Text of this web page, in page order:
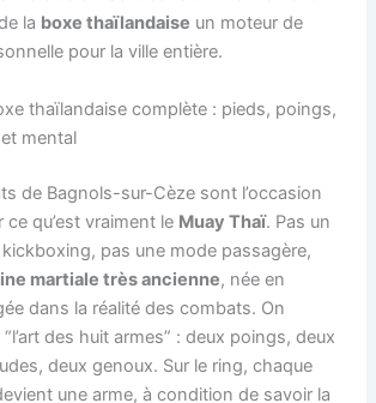
la boxe thaïlandaise un moteur de
pour la ville entière.
thaïlandaise complète : pieds, poings,
mental
de Bagnols-sur-Cèze sont l’occasion
qu’est vraiment le Muay Thaï. Pas un
pas une mode passagère,
martiale très ancienne, née en
dans la réalité des combats. On
“l’art des huit armes” : deux poings, deux
deux genoux. Sur le ring, chaque
une arme, à condition de savoir la